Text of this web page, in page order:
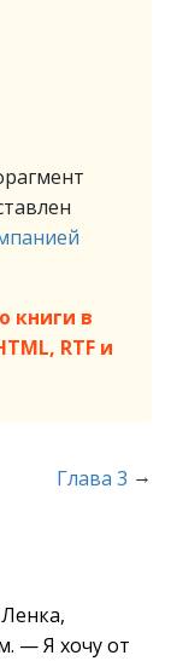
книги в
RTF и
Глава 3 →
— Я хочу от